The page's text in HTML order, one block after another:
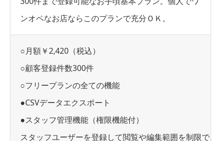
ンオペなお店ならこのプランで充分ＯＫ。
○月額￥2,420（税込）
○顧客登録件数300件
○フリープランの全ての機能
●CSVデータエクスポート
●スタッフ管理機能（権限機能付）
スタッフユーザーを登録して閲覧や編集範囲を制限でき